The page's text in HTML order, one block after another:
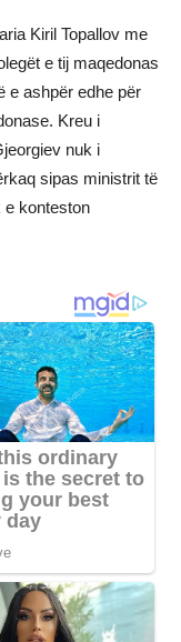
Kiril Topallov me
e tij maqedonas
e ashpër edhe për
Kreu i
nuk i
sipas ministrit të
e konteston